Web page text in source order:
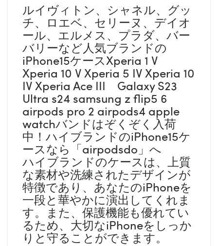
ルイヴィトン、シャネル、グッ
チ、ロエベ、セリーヌ、デイオ
ール、エルメス、プラダ、バー
バリーなど人気ブランドの
iPhone15ケースXperia 1 V
Xperia 10 V Xperia 5 IV Xperia 10
IV Xperia Ace III Galaxy S23
Ultra s24 samsung z flip5 6
airpods pro 2 airpods4 apple
watchバンドはぞくぞく入荷
中！ハイブランドのiPhone15ケ
ースなら「airpodsdo」へ
ハイブランドのケースは、上質
な素材や洗練されたデザインが
特徴であり、あなたのiPhoneを
一段と華やかに演出してくれま
す。また、保護機能も優れてい
るため、大切なiPhoneをしっか
りと守ることができます。